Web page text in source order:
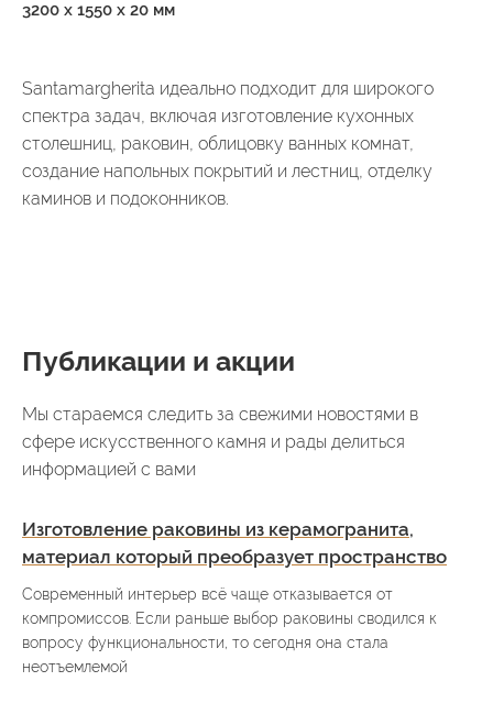
3200 x 1550 x 20 мм
Santamargherita идеально подходит для широкого
спектра задач, включая изготовление кухонных
столешниц, раковин, облицовку ванных комнат,
создание напольных покрытий и лестниц, отделку
каминов и подоконников.
Публикации и акции
Мы стараемся следить за свежими новостями в
сфере искусственного камня и рады делиться
информацией с вами
Изготовление раковины из керамогранита,
материал который преобразует пространство
Современный интерьер всё чаще отказывается от
компромиссов. Если раньше выбор раковины сводился к
вопросу функциональности, то сегодня она стала
неотъемлемой